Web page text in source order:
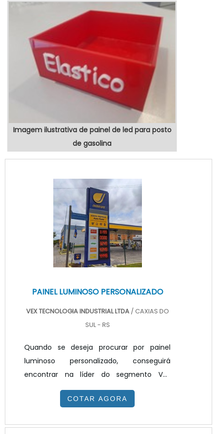
Imagem ilustrativa de painel de led para posto
de gasolina
PAINEL LUMINOSO PERSONALIZADO
VEX TECNOLOGIA INDUSTRIAL LTDA/ CAXIAS DO
SUL - RS
Quando se deseja procurar por painel
luminoso personalizado, conseguirá
encontrar na líder do segmento VEX
Tecnologia. Cotando na empresa mais
conceituada do mercado e achando a
atuação.MAIS SOBRE PAINEL LUMINOSO
COTAR AGORA